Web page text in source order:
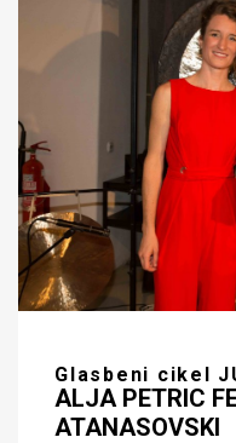
Glasbeni cikel
ALJA PETRIC
ATANASOVSKI